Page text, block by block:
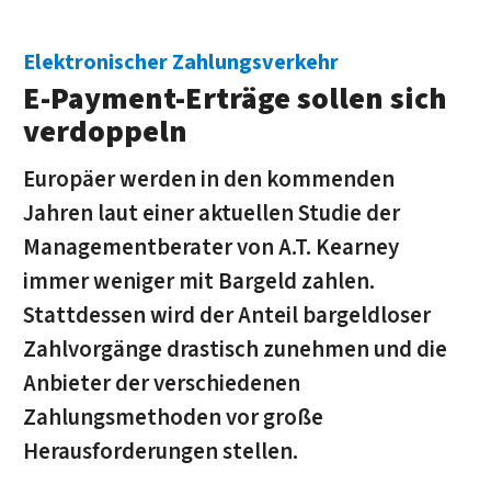
Elektronischer Zahlungsverkehr
E-Payment-Erträge sollen sich
verdoppeln
Europäer werden in den kommenden
Jahren laut einer aktuellen Studie der
Managementberater von A.T. Kearney
immer weniger mit Bargeld zahlen.
Stattdessen wird der Anteil bargeldloser
Zahlvorgänge drastisch zunehmen und die
Anbieter der verschiedenen
Zahlungsmethoden vor große
Herausforderungen stellen.